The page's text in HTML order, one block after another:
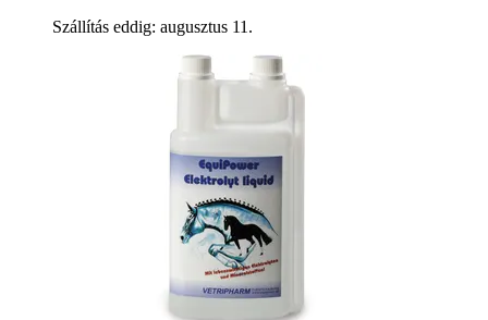
Szállítás eddig: augusztus 11.